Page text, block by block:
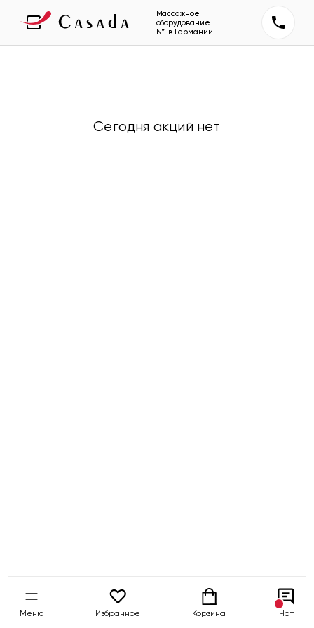
Массажное
оборудование
№1 в Германии
Сегодня акций нет
Меню Избранное Корзина Чат